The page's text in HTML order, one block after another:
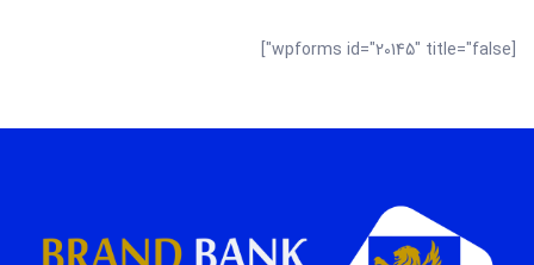
[wpforms id="20145" title="false"]